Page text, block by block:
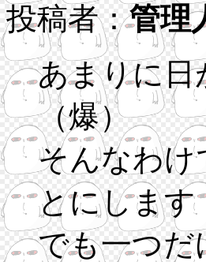
投稿者：管理
あまりに日
（爆）
そんなわけ
とにします
でも一つだ